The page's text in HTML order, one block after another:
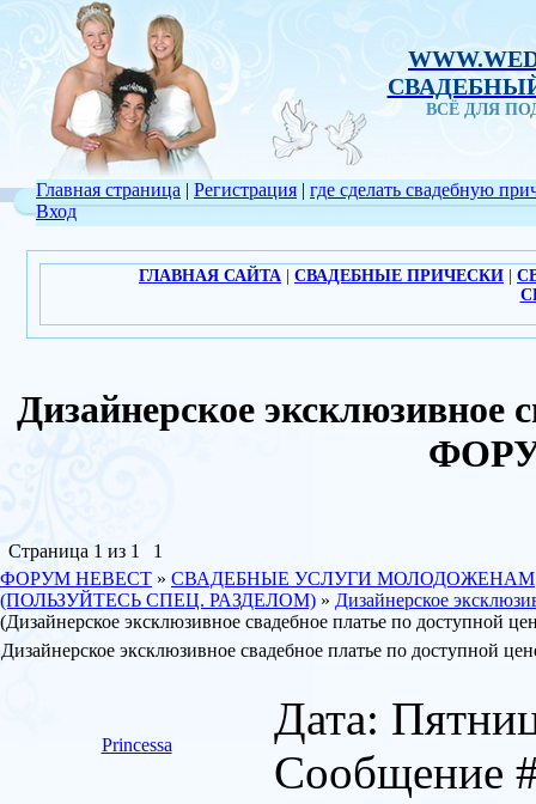
ВСЁ ДЛЯ
Главная страница | Регистрация |
Вход
где сделать свадебную
ГЛАВНАЯ САЙТА СВАДЕБНЫЕ ПРИЧЕСКИ
Дизайнерское эксклюзивное
Страница 1 из 1
1
ФОРУМ НЕВЕСТ » СВАДЕБНЫЕ УСЛУГИ МОЛОДОЖЕНАМ
(ПОЛЬЗУЙТЕСЬ СПЕЦ. РАЗДЕЛОМ) » Дизайнерское
(Дизайнерское эксклюзивное свадебное платье по доступной
Дизайнерское эксклюзивное свадебное платье по доступной
Princessa
Дата:
Сообщение